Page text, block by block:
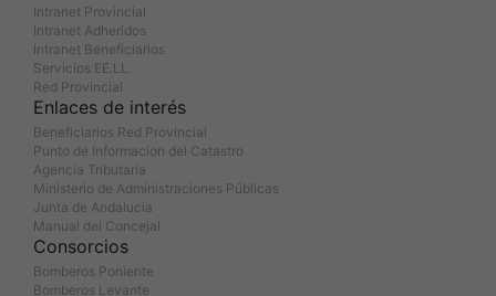
Intranet Provincial
Intranet Adheridos
Intranet Beneficiarios
Servicios EE.LL.
Red Provincial
Enlaces de interés
Beneficiarios Red Provincial
Punto de Informacion del Catastro
Agencia Tributaria
Ministerio de Administraciones Públicas
Junta de Andalucia
Manual del Concejal
Consorcios
Bomberos Poniente
Bomberos Levante